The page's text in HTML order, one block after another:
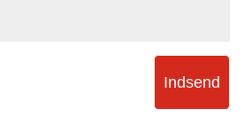
Indsend